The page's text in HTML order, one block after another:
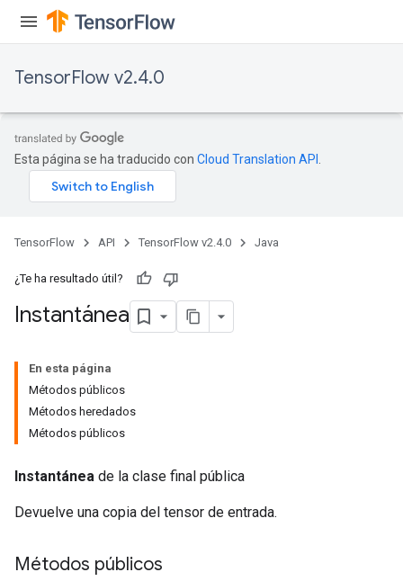
TensorFlow v2.4.0
Esta página se ha traducido con Cloud Translation API
TensorFlow API TensorFlow v2.4.0 Java
¿Te ha resultado útil?
Instantánea
En esta página
Métodos públicos
Métodos heredados
Métodos públicos
Instantánea de la clase final pública
Devuelve una copia del tensor de entrada.
Métodos públicos